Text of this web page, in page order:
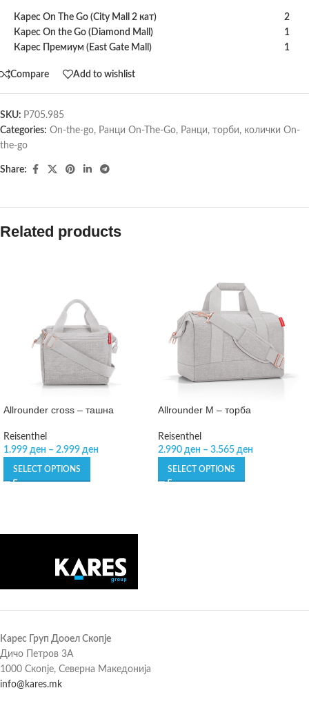
Карес On The Go (City Mall 2 кат)
2
Карес On the Go (Diamond Mall)
1
Карес Премиум (East Gate Mall)
1
Compare Add to wishlist
SKU: P705.985
Categories: On-the-go, Ранци On-The-Go, Ранци, торби, колички On-
the-go
Share:
Related products
Allrounder cross – ташна
Reisenthel
1.999 ден – 2.999 ден
SELECT OPTIONS
Allrounder M – торба
Reisenthel
2.990 ден – 3.565 ден
SELECT OPTIONS
Карес Груп Дооел Скопје
Дичо Петров 3А
1000 Скопје, Северна Македонија
info@kares.mk